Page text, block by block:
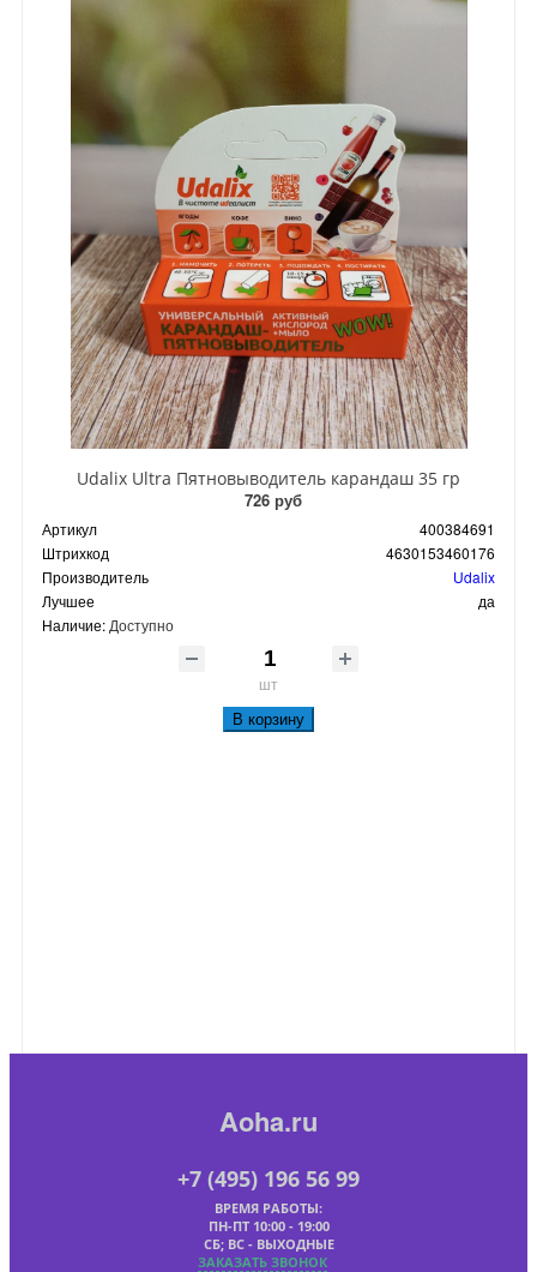
Udalix Ultra Пятновыводитель карандаш 35 гр
726 руб
Артикул
400384691
Штрихкод
4630153460176
Производитель
Udalix
Лучшее
да
Наличие: Доступно
шт
В корзину
Aoha.ru
+7 (495) 196 56 99
ВРЕМЯ РАБОТЫ:
ПН-ПТ 10:00 - 19:00
СБ; ВС - ВЫХОДНЫЕ
ЗАКАЗАТЬ ЗВОНОК